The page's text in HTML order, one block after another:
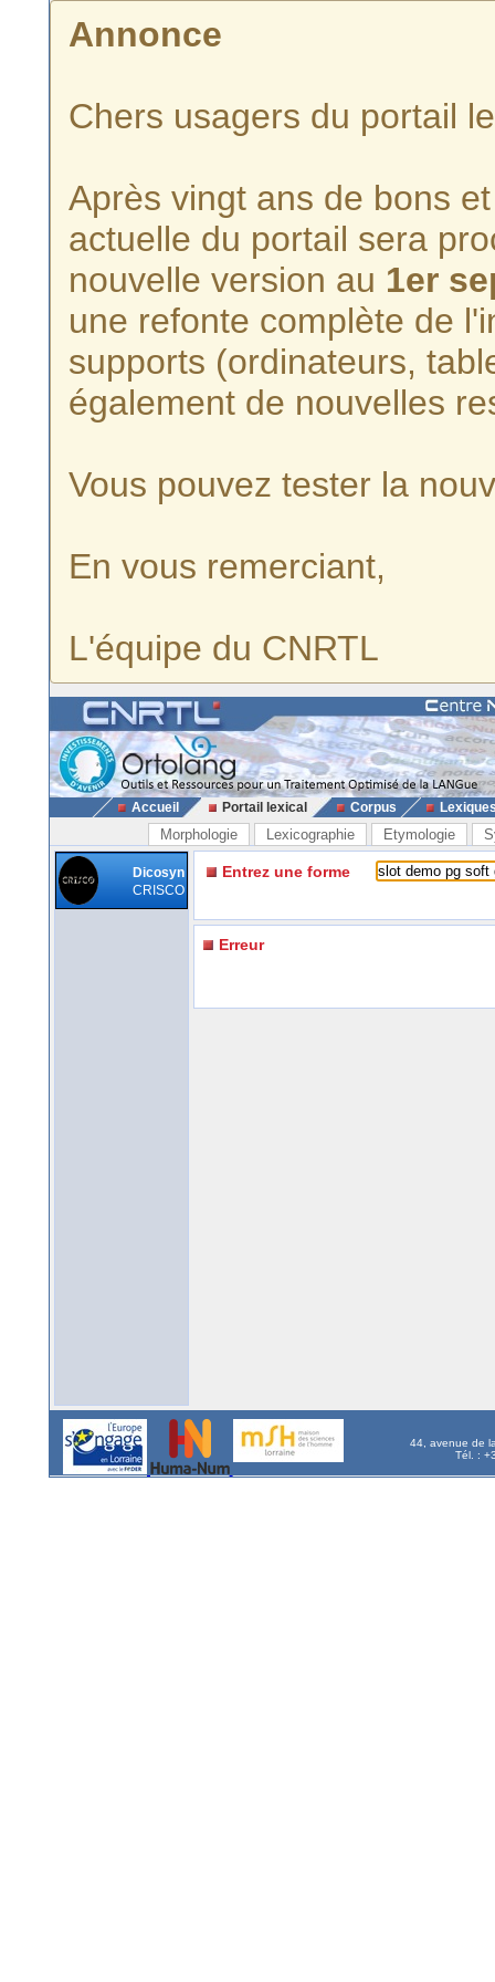
Annonce
Chers usagers du portail
Après vingt ans de bons
actuelle du portail sera
nouvelle version au 1er
une refonte complète de
supports (ordinateurs,
également de nouvelles
Vous pouvez tester la
En vous remerciant,
L'équipe du CNRTL
Accueil Portail lexical Corpus
Morphologie Lexicographie Etymologie
Dicosyn
CRISCO
Entrez une forme
Erreur
44, avenue de
Tél. :